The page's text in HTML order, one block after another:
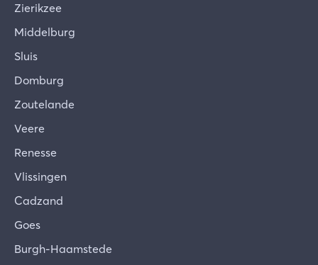
Zierikzee
Middelburg
Sluis
Domburg
Zoutelande
Veere
Renesse
Vlissingen
Cadzand
Goes
Burgh-Haamstede